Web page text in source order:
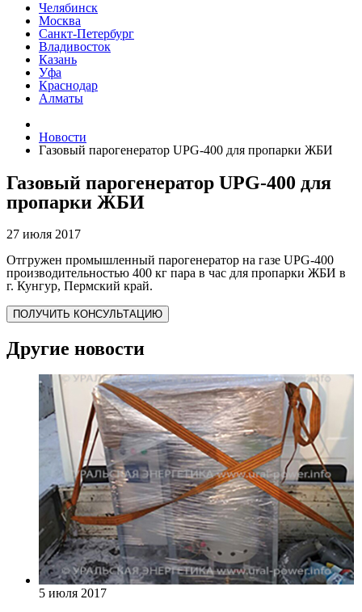
Челябинск
Москва
Санкт-Петербург
Владивосток
Казань
Уфа
Краснодар
Алматы
Новости
Газовый парогенератор UPG-400 для пропарки ЖБИ
Газовый парогенератор UPG-400 для
пропарки ЖБИ
27 июля 2017
Отгружен промышленный парогенератор на газе UPG-400
производительностью 400 кг пара в час для пропарки ЖБИ в
г. Кунгур, Пермский край.
ПОЛУЧИТЬ КОНСУЛЬТАЦИЮ
Другие новости
5 июля 2017